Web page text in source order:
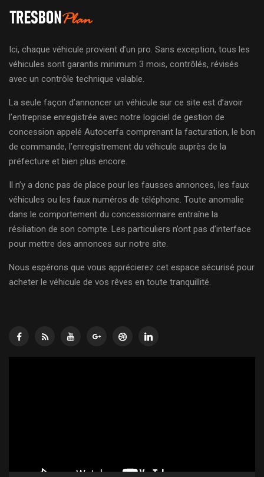
Ici, chaque véhicule provient d’un pro. Sans exception, tous les
véhicules sont garantis minimum 3 mois, contrôlés, révisés
avec un contrôle technique valable.
La seule façon d’annoncer un véhicule sur ce site est d’avoir
l’entreprise enregistrée avec notre logiciel de gestion de
concession appelé Autocerfa comprenant la facturation, le bon
de commande, l’enregistrement du véhicule auprès de la
préfecture et bien plus encore.
Il n’y a donc pas de place pour les fausses annonces, les faux
véhicules ou les faux numéros de téléphone. Toute anomalie
dans le comportement du concessionnaire entraîne la
résiliation de son compte. Les particuliers n’ont pas d’interface
pour mettre des annonces sur notre site.
Nous espérons que vous apprécierez cet espace sécurisé pour
acheter le véhicule de vos rêves en toute tranquillité.